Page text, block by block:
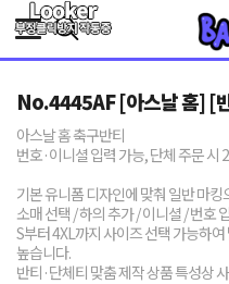
Toggle
No.4445AF [아스날 홈] [
아스날 홈 축구반티
번호·이니셜 입력 가능, 단체 주문 시
기본 유니폼 디자인에 맞춰 일반 마킹
소매 선택 / 하의 추가 / 이니셜 / 번호
S부터 4XL까지 사이즈 선택 가능하
높습니다.
반티·단체티 맞춤 제작 상품 특성상